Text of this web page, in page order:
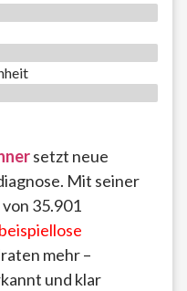
setzt neue
Mit seiner
35.901
beispiellose
mehr –
und klar